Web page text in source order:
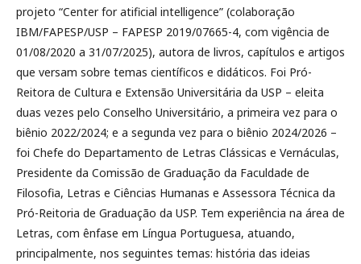
projeto “Center for atificial intelligence” (colaboração
IBM/FAPESP/USP – FAPESP 2019/07665-4, com vigência de
01/08/2020 a 31/07/2025), autora de livros, capítulos e artigos
que versam sobre temas científicos e didáticos. Foi Pró-
Reitora de Cultura e Extensão Universitária da USP – eleita
duas vezes pelo Conselho Universitário, a primeira vez para o
biênio 2022/2024; e a segunda vez para o biênio 2024/2026 –
foi Chefe do Departamento de Letras Clássicas e Vernáculas,
Presidente da Comissão de Graduação da Faculdade de
Filosofia, Letras e Ciências Humanas e Assessora Técnica da
Pró-Reitoria de Graduação da USP. Tem experiência na área de
Letras, com ênfase em Língua Portuguesa, atuando,
principalmente, nos seguintes temas: história das ideias